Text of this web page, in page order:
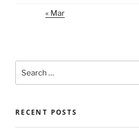
« Mar
for:
RECENT POSTS